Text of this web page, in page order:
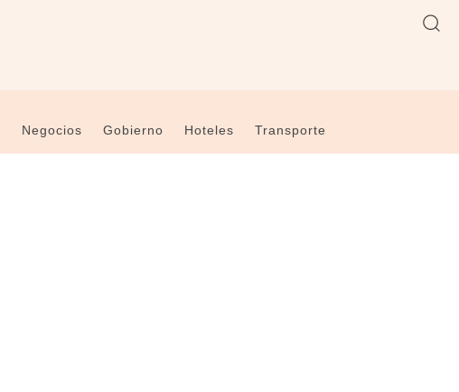
Negocios Gobierno Hoteles Transporte